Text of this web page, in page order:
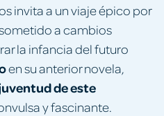
invita a un viaje épico por
a cambios
la infancia del futuro
en su anterior novela,
de este
y fascinante.